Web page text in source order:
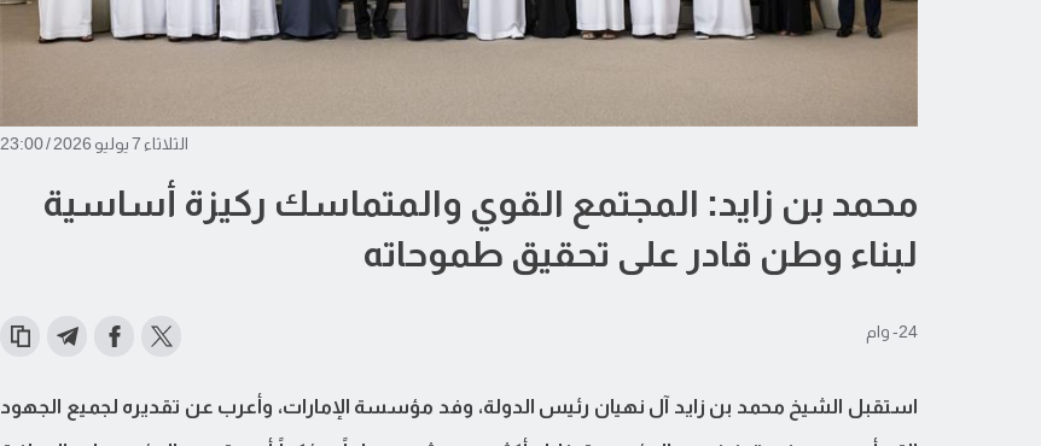
الثلاثاء 7 يوليو 2026 / 23:00
محمد بن زايد: المجتمع القوي والمتماسك ركيزة أساسية
لبناء وطن قادر على تحقيق طموحاته
24- وام
استقبل الشيخ محمد بن زايد آل نهيان رئيس الدولة، وفد مؤسسة الإمارات، وأعرب عن تقديره لجميع الجهود